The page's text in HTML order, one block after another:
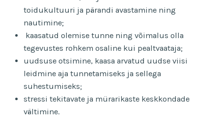
toidukultuuri ja pärandi avastamine ning
nautimine;
kaasatud olemise tunne ning võimalus olla
tegevustes rohkem osaline kui pealtvaataja;
uudsuse otsimine, kaasa arvatud uudse viisi
leidmine aja tunnetamiseks ja sellega
suhestumiseks;
stressi tekitavate ja mürarikaste keskkondade
vältimine.